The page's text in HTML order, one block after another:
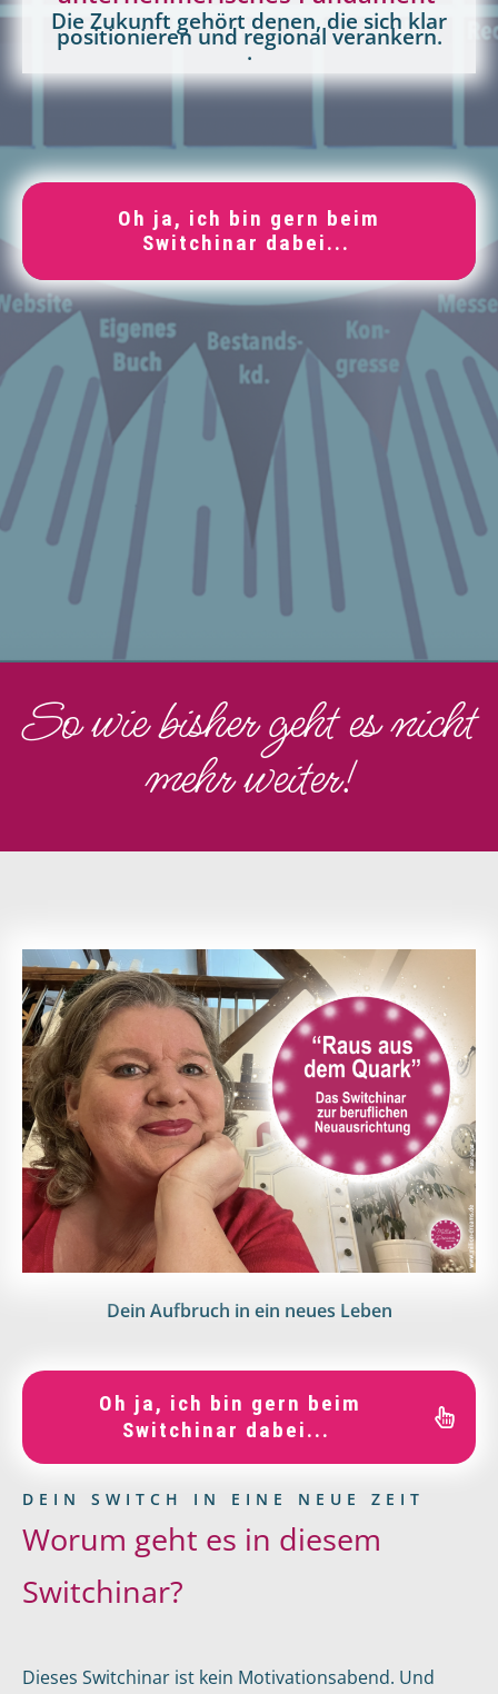
Die Zukunft gehört denen, die sich klar
positionieren und regional verankern.
.
Oh ja, ich bin gern beim
Switchinar dabei...
So wie bisher geht es nicht
mehr weiter!
DEIN SWITCH IN EINE NEUE ZEIT
Worum geht es in diesem
Switchinar?
Dieses Switchinar ist kein Motivationsabend. Und
Dein Aufbruch in ein neues Leben
Oh ja, ich bin gern beim
Switchinar dabei...